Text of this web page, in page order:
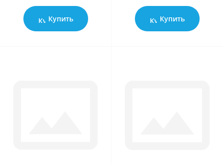
Купить Купить